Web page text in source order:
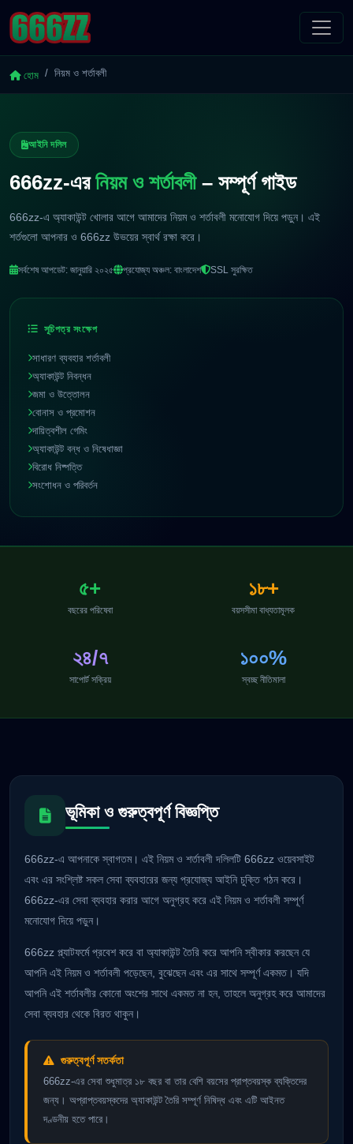
হোম নিয়ম ও শর্তাবলী
আইনি দলিল
666zz-এরনিয়ম ও শর্তাবলী– সম্পূর্ণ গাইড
666zz-এ অ্যাকাউন্ট খোলার আগে আমাদের নিয়ম ও শর্তাবলী মনোযোগ দিয়ে পড়ুন। এই
শর্তগুলো আপনার ও 666zz উভয়ের স্বার্থ রক্ষা করে।
সর্বশেষ আপডেট: জানুয়ারি ২০২৫ প্রযোজ্য অঞ্চল: বাংলাদেশ SSL সুরক্ষিত
সূচিপত্র সংক্ষেপ
সাধারণ ব্যবহার শর্তাবলী
অ্যাকাউন্ট নিবন্ধন
জমা ও উত্তোলন
বোনাস ও প্রমোশন
দায়িত্বশীল গেমিং
অ্যাকাউন্ট বন্ধ ও নিষেধাজ্ঞা
বিরোধ নিষ্পত্তি
সংশোধন ও পরিবর্তন
৫+
বছরের পরিষেবা
১৮+
বয়সসীমা বাধ্যতামূলক
২৪/৭
সাপোর্ট সক্রিয়
১০০%
স্বচ্ছ নীতিমালা
ভূমিকা ও গুরুত্বপূর্ণ বিজ্ঞপ্তি
666zz-এ আপনাকে স্বাগতম। এই নিয়ম ও শর্তাবলী দলিলটি 666zz ওয়েবসাইট
এবং এর সংশ্লিষ্ট সকল সেবা ব্যবহারের জন্য প্রযোজ্য আইনি চুক্তি গঠন করে।
666zz-এর সেবা ব্যবহার করার আগে অনুগ্রহ করে এই নিয়ম ও শর্তাবলী সম্পূর্ণ
মনোযোগ দিয়ে পড়ুন।
666zz প্ল্যাটফর্মে প্রবেশ করে বা অ্যাকাউন্ট তৈরি করে আপনি স্বীকার করছেন যে
আপনি এই নিয়ম ও শর্তাবলী পড়েছেন, বুঝেছেন এবং এর সাথে সম্পূর্ণ একমত। যদি
আপনি এই শর্তাবলীর কোনো অংশের সাথে একমত না হন, তাহলে অনুগ্রহ করে আমাদের
সেবা ব্যবহার থেকে বিরত থাকুন।
গুরুত্বপূর্ণ সতর্কতা
666zz-এর সেবা শুধুমাত্র ১৮ বছর বা তার বেশি বয়সের প্রাপ্তবয়স্ক ব্যক্তিদের
জন্য। অপ্রাপ্তবয়স্কদের অ্যাকাউন্ট তৈরি সম্পূর্ণ নিষিদ্ধ এবং এটি আইনত
দণ্ডনীয় হতে পারে।